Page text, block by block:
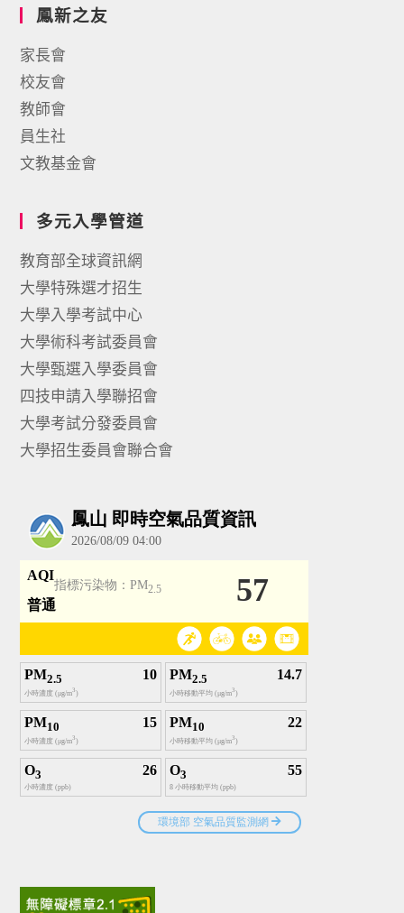
鳳新之友
家長會
校友會
教師會
員生社
文教基金會
多元入學管道
教育部全球資訊網
大學特殊選才招生
大學入學考試中心
大學術科考試委員會
大學甄選入學委員會
四技申請入學聯招會
大學考試分發委員會
大學招生委員會聯合會